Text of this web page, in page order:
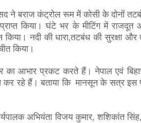
ने बराज कंट्रोल रूम में कोसी के दोनों
किया। घंटे भर के मीटिंग में
नदी की धारा,तटबंध की सुरक्षा और
किया।
का आभार प्रकट करते हैं। नेपाल एवं
कर रहे हैं। बताया कि मानसून के सत्र इस
अभियंता विजय कुमार,शशिकांत सिंह